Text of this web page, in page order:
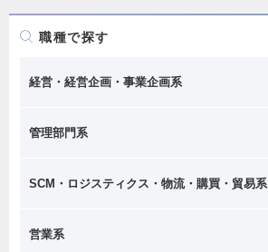
職種で探す
経営・経営企画・事業企画系
管理部門系
SCM・ロジスティクス・物流・購買・貿易系
営業系